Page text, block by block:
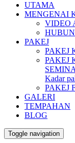
UTAMA
MENGENAI
VIDEO
PAKEJ
PAKEJ
PAKEJ
Kadar
PAKEJ
GALERI
TEMPAHAN
BLOG
Toggle navigation